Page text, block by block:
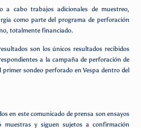
a cabo trabajos adicionales de muestreo,
como parte del programa de perforación
totalmente financiado.
son los únicos resultados recibidos
a la campaña de perforación de
primer sondeo perforado en Vespa dentro del
en este comunicado de prensa son ensayos
muestras y siguen sujetos a confirmación